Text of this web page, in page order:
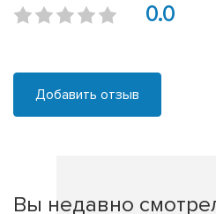
0.0
Добавить отзыв
Вы недавно